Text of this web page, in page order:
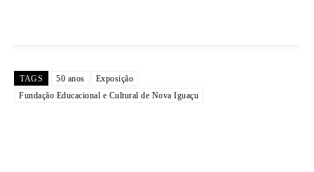
TAGS 50 anos
Exposição
Fundação Educacional e Cultural de Nova Iguaçu